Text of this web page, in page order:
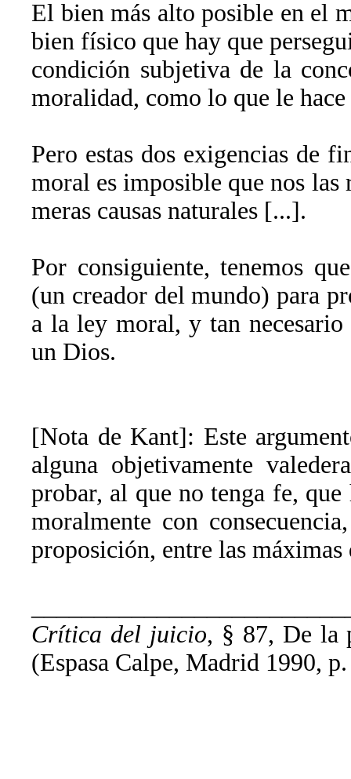
El bien más alto posible en el
bien físico que hay que
condición subjetiva de la
moralidad, como lo que le
Pero estas dos exigencias de
moral es imposible que nos las
meras causas naturales [...].
Por consiguiente, tenemos
(un creador del mundo) para
a la ley moral, y tan
un Dios.
[Nota de Kant]: Este
alguna objetivamente
probar, al que no tenga fe,
moralmente con
proposición, entre las máximas
Crítica del juicio, § 87, De la
(Espasa Calpe, Madrid 1990,